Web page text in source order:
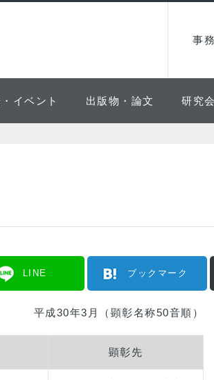
事
イベント 出版物・論文 研究会
LINE ブックマーク
平成30年3月（顕彰名称50音順）
顕彰先